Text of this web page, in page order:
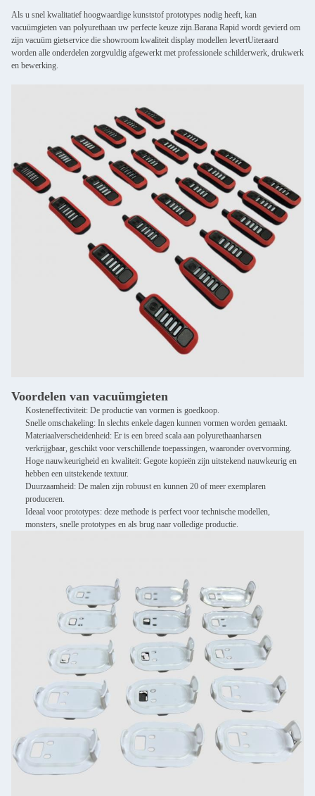
Als u snel kwalitatief hoogwaardige kunststof prototypes nodig heeft, kan
vacuümgieten van polyurethaan uw perfecte keuze zijn.Barana Rapid wordt gevierd om
zijn vacuüm gietservice die showroom kwaliteit display modellen levertUiteraard
worden alle onderdelen zorgvuldig afgewerkt met professionele schilderwerk, drukwerk
en bewerking.
Voordelen van vacuümgieten
Kosteneffectiviteit: De productie van vormen is goedkoop.
Snelle omschakeling: In slechts enkele dagen kunnen vormen worden gemaakt.
Materiaalverscheidenheid: Er is een breed scala aan polyurethaanharsen
verkrijgbaar, geschikt voor verschillende toepassingen, waaronder overvorming.
Hoge nauwkeurigheid en kwaliteit: Gegote kopieën zijn uitstekend nauwkeurig en
hebben een uitstekende textuur.
Duurzaamheid: De malen zijn robuust en kunnen 20 of meer exemplaren
produceren.
Ideaal voor prototypes: deze methode is perfect voor technische modellen,
monsters, snelle prototypes en als brug naar volledige productie.